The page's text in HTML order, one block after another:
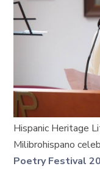
Hispanic Heritage
Milibrohispano
Poetry Festival